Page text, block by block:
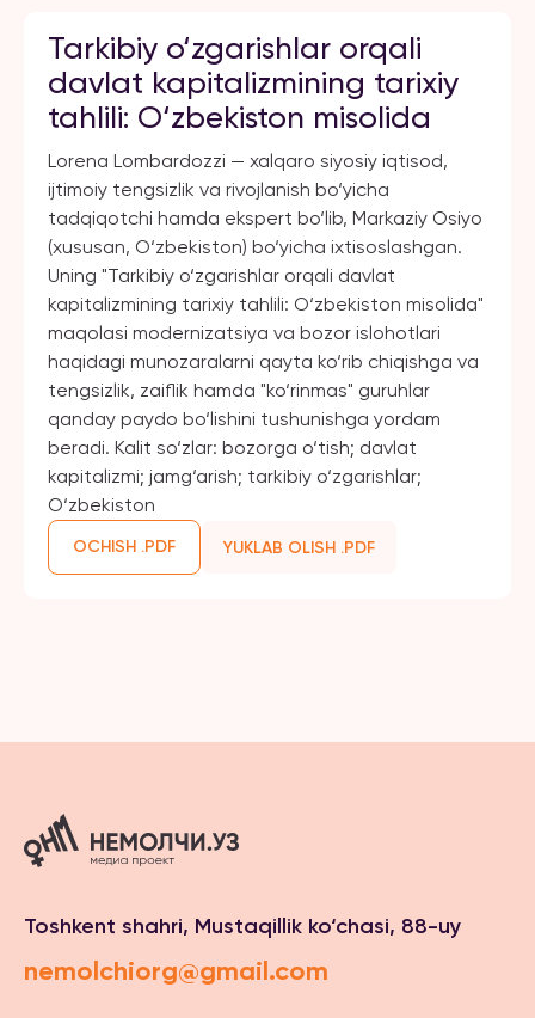
Tarkibiy o‘zgarishlar orqali
davlat kapitalizmining tarixiy
tahlili: O‘zbekiston misolida
Lorena Lombardozzi — xalqaro siyosiy iqtisod,
ijtimoiy tengsizlik va rivojlanish bo‘yicha
tadqiqotchi hamda ekspert bo‘lib, Markaziy Osiyo
(xususan, O‘zbekiston) bo‘yicha ixtisoslashgan.
Uning "Tarkibiy o‘zgarishlar orqali davlat
kapitalizmining tarixiy tahlili: O‘zbekiston misolida"
maqolasi modernizatsiya va bozor islohotlari
haqidagi munozaralarni qayta ko‘rib chiqishga va
tengsizlik, zaiflik hamda "ko‘rinmas" guruhlar
qanday paydo bo‘lishini tushunishga yordam
beradi. Kalit so‘zlar: bozorga o‘tish; davlat
kapitalizmi; jamg‘arish; tarkibiy o‘zgarishlar;
O‘zbekiston
OCHISH .PDF YUKLAB OLISH .PDF
Toshkent shahri, Mustaqillik ko‘chasi, 88-uy
nemolchiorg@gmail.com